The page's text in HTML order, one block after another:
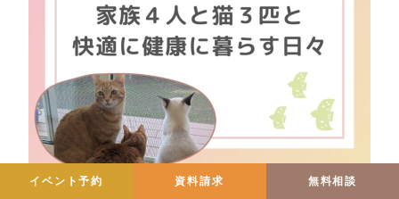
イベント予約 資料請求 無料相談